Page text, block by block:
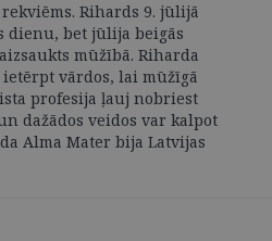
Rihards 9. jūlijā
dienu, bet jūlija beigās
mūžībā. Riharda
vārdos, lai mūžīgā
profesija ļauj nobriest
dažādos veidos var kalpot
Alma Mater bija Latvijas